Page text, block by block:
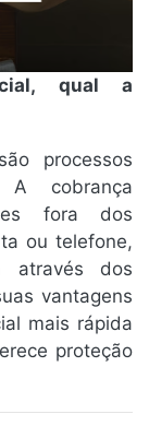
qual a
processos
A cobrança
fora dos
ou telefone,
através dos
vantagens
mais rápida
proteção